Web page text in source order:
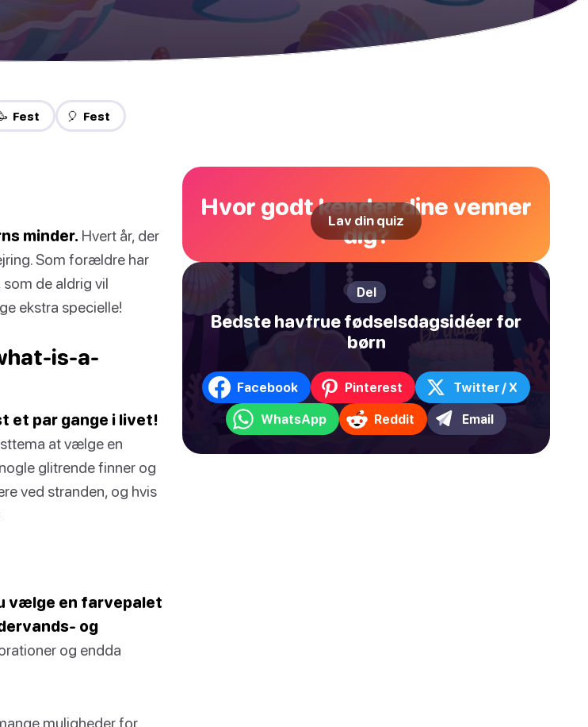
Fest 🎈 Fest
minder. Hvert år, der
Som forældre har
de aldrig vil
ekstra specielle!
is-a-
et par gange i livet!
at vælge en
glitrende finner og
ved stranden, og hvis
vælge en farvepalet
og
og endda
muligheder for
Hvor godt kender dine venner
dig?
Lav din quiz
Del
Bedste havfrue fødselsdagsidéer for
børn
Facebook Pinterest Twitter / X
WhatsApp Reddit Email